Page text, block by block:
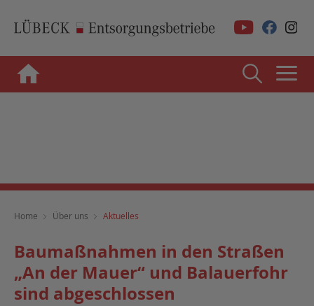
Home Über uns Aktuelles
Baumaßnahmen in den Straßen
„An der Mauer“ und Balauerfohr
sind abgeschlossen